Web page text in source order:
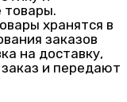
товары.
хранятся в
заказов
на доставку,
и передают